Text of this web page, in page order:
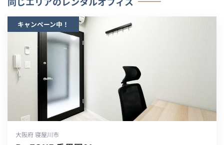
キャンペーン中！
大阪府 寝屋川市